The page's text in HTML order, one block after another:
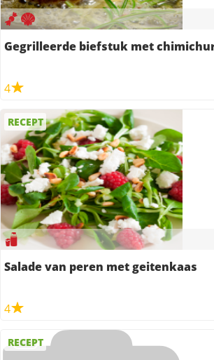
Gegrilleerde biefstuk met
4
RECEPT
Salade van peren met geitenkaas
4
RECEPT